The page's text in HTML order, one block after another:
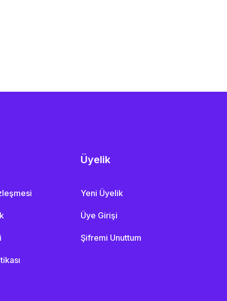
Üyelik
Yeni Üyelik
Üye Girişi
Şifremi Unuttum